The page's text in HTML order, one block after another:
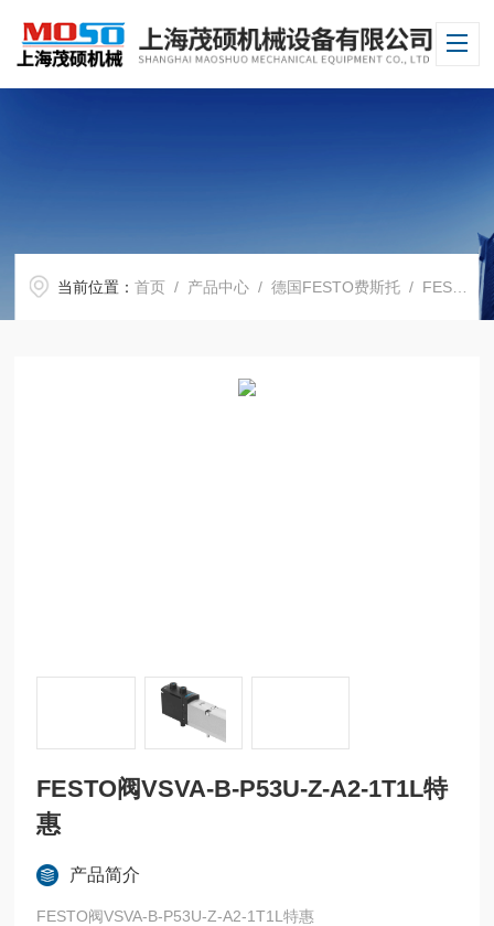
当前位置：首页 / 产品中心 /德国FESTO费斯托 / FESTO电磁阀
FESTO阀VSVA-B-P53U-Z-A2-1T1L特
惠
产品简介
FESTO阀VSVA-B-P53U-Z-A2-1T1L特惠